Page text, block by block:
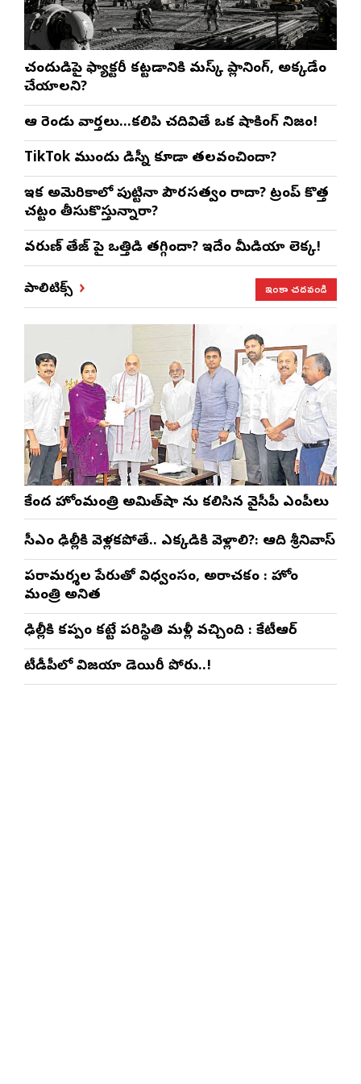
చంద్రుడిపై ఫ్యాక్టరీ కట్టడానికి మస్క్ ప్లానింగ్, అక్కడేం
చేయాలని?
ఆ రెండు వార్తలు…కలిపి చదివితే ఒక షాకింగ్ నిజం!
TikTok ముందు డిస్నీ కూడా తలవంచిందా?
ఇక అమెరికాలో పుట్టినా పౌరసత్వం రాదా? ట్రంప్ కొత్త
చట్టం తీసుకొస్తున్నారా?
వరుణ్ తేజ్‌ పై ఒత్తిడి తగ్గిందా? ఇదేం మీడియా లెక్క!
పాలిటిక్స్ ఇంకా చదవండి
కేంద్ర హోంమంత్రి అమిత్‌షా ను కలిసిన వైసీపీ ఎంపీలు
సీఎం ఢిల్లీకి వెళ్లకపోతే.. ఎక్కడికి వెళ్లాలి?: ఆది శ్రీనివాస్
పరామర్శల పేరుతో విధ్వంసం, అరాచకం : హోం
మంత్రి అనిత
ఢిల్లీకి కప్పం కట్టే పరిస్థితి మళ్లీ వచ్చింది : కేటీఆర్
టీడీపీలో విజయా డెయిరీ పోరు..!